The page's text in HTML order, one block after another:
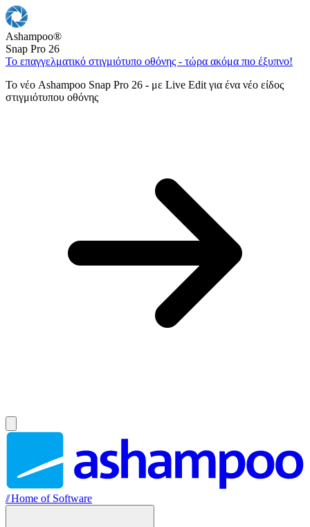
Ashampoo®
Snap Pro 26
Το επαγγελματικό στιγμιότυπο οθόνης - τώρα ακόμα πιο έξυπνο!
Το νέο Ashampoo Snap Pro 26 - με Live Edit για ένα νέο είδος
στιγμιότυπου οθόνης
//Home of Software